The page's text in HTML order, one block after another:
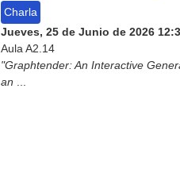
Charla
Jueves, 25 de Junio de 2026
Aula A2.14
"Graphtender: An Interactive
an